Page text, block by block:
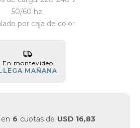
50/60 hz.
por caja de color
En montevideo
MAÑANA
6 cuotas de USD 16,83